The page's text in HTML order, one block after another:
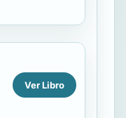
Ver Libro